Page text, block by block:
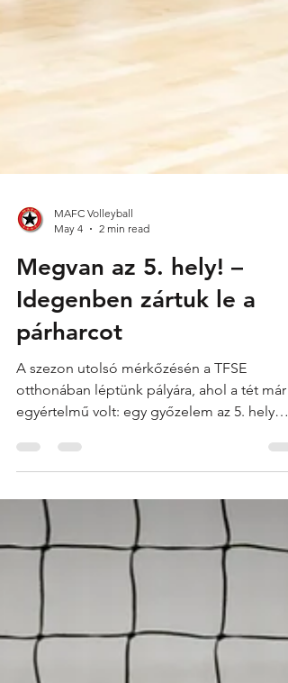
MAFC Volleyball
Megvan az 5. hely! –
Idegenben zártuk le a
A szezon utolsó mérkőzésén a TFSE
otthonában léptünk pályára, ahol a tét már
egyértelmű volt: egy győzelem az 5. hely
megszerzését jelentette. Ennek
koncentráltan és tudatosan kezdtük a
találkozót, és bár voltak hullámvölgyeink,
összességében kontroll alatt tartva a
mérkőzést 3:1-es győzelemmel zártuk le a
párharcot. 1. szett – Stabil játék, fokozatos